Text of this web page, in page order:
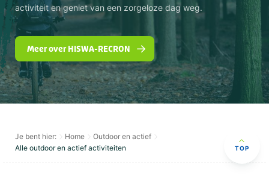
activiteit en geniet van een zorgeloze dag weg.
Meer over HISWA-RECRON
Je bent hier: Home
Outdoor en actief
Alle outdoor en actief activiteiten
TOP